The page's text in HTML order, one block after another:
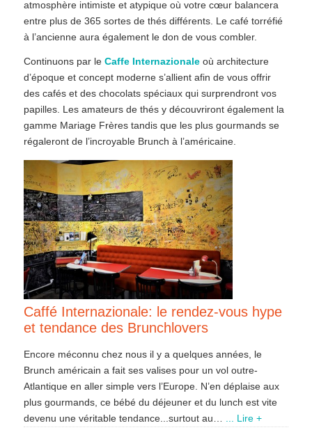
atmosphère intimiste et atypique où votre cœur balancera
entre plus de 365 sortes de thés différents. Le café torréfié
à l’ancienne aura également le don de vous combler.
Continuons par le Caffe Internazionaleoù architecture
d’époque et concept moderne s’allient afin de vous offrir
des cafés et des chocolats spéciaux qui surprendront vos
papilles. Les amateurs de thés y découvriront également la
gamme Mariage Frères tandis que les plus gourmands se
régaleront de l’incroyable Brunch à l’américaine.
Caffé Internazionale: le rendez-vous hype
et tendance des Brunchlovers
Encore méconnu chez nous il y a quelques années, le
Brunch américain a fait ses valises pour un vol outre-
Atlantique en aller simple vers l’Europe. N’en déplaise aux
plus gourmands, ce bébé du déjeuner et du lunch est vite
devenu une véritable tendance...surtout au…
... Lire +